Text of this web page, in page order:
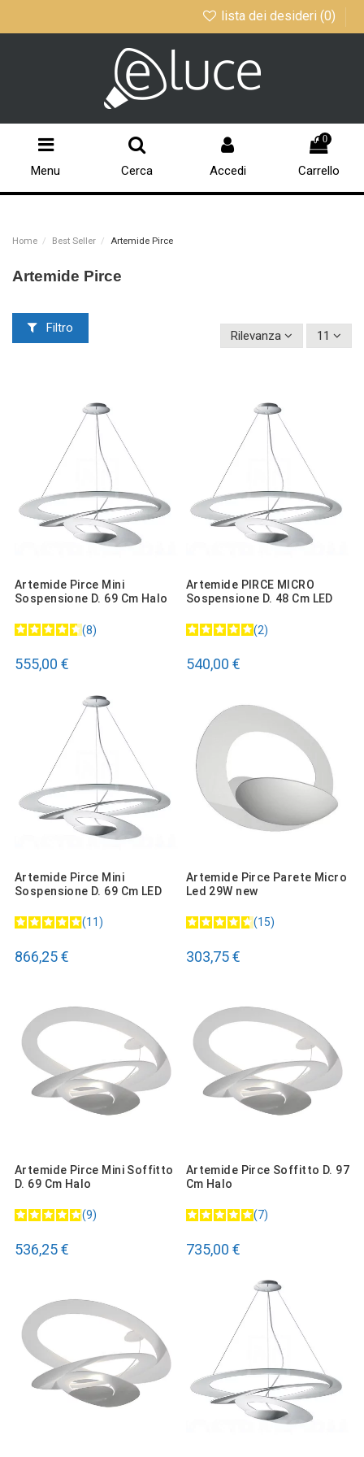
lista dei desideri (0)
Menu Cerca Accedi
0
Carrello
Home Best Seller Artemide Pirce
Artemide Pirce
Filtro
Rilevanza 11
Artemide Pirce Mini
Sospensione D. 69 Cm Halo
8
555,00 €
Artemide PIRCE MICRO
Sospensione D. 48 Cm LED
2
540,00 €
Artemide Pirce Mini
Sospensione D. 69 Cm LED
11
866,25 €
Artemide Pirce Parete Micro
Led 29W new
15
303,75 €
Artemide Pirce Mini Soffitto
D. 69 Cm Halo
9
536,25 €
Artemide Pirce Soffitto D. 97
Cm Halo
7
735,00 €